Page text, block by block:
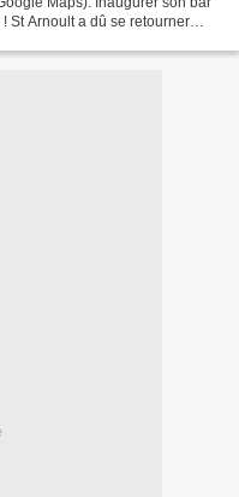
St Arnoult a dû se retourner